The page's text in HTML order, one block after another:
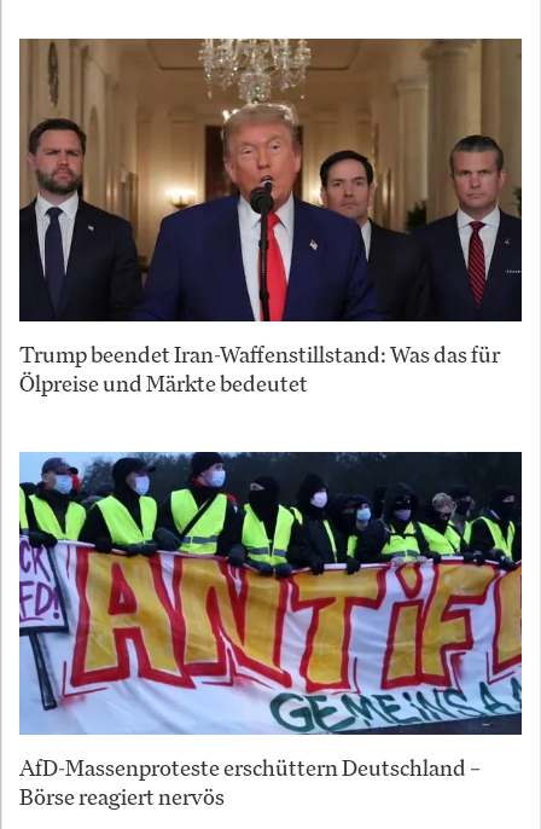
Trump beendet Iran-Waffenstillstand: Was das für
Ölpreise und Märkte bedeutet
AfD-Massenproteste erschüttern Deutschland –
Börse reagiert nervös